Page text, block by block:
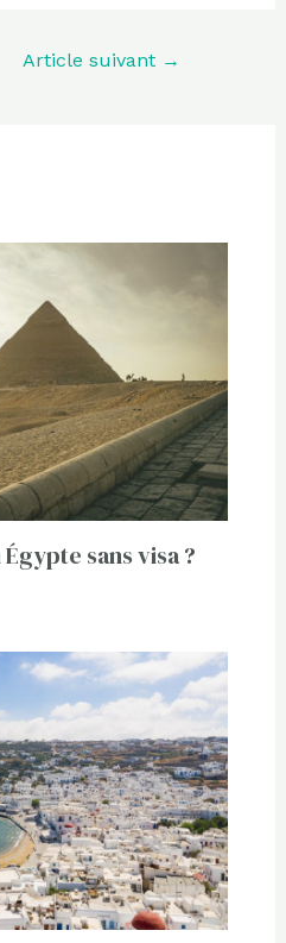
Article suivant →
sans visa ?